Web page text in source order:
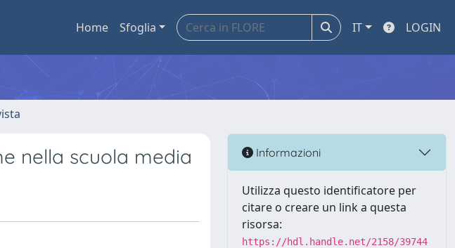
Home Sfoglia IT LOGIN
nella scuola media Informazioni
Utilizza questo identificatore per
citare o creare un link a questa
risorsa:
https://hdl.handle.net/2158/39744